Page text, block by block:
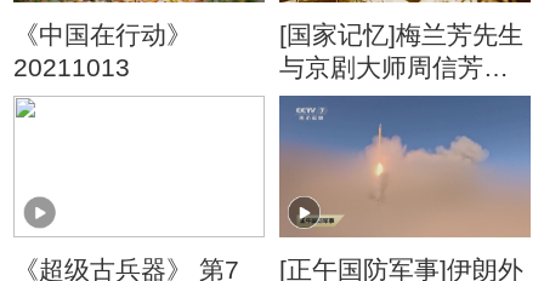
《中国在行动》
20211013
[国家记忆]梅兰芳先生
与京剧大师周信芳同
台
《超级古兵器》 第7
[正午国防军事]伊朗外